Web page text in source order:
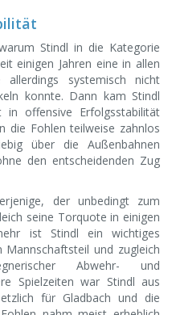
Stindl in die Kategorie
einigen Jahren eine in allen
systemisch nicht
konnte. Dann kam Stindl
in offensive Erfolgsstabilität
die Fohlen teilweise zahnlos
über die Außenbahnen
den entscheidenden Zug
der unbedingt zum
seine Torquote in einigen
ist Stindl ein wichtiges
und zugleich
Abwehr- und
Spielzeiten war Stindl aus
für Gladbach und die